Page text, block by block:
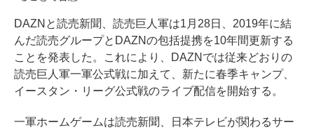
DAZNと読売新聞、読売巨人軍は1月28日、2019年に結
んだ読売グループとDAZNの包括提携を10年間更新する
ことを発表した。これにより、DAZNでは従来どおりの
読売巨人軍一軍公式戦に加えて、新たに春季キャンプ、
イースタン・リーグ公式戦のライブ配信を開始する。
一軍ホームゲームは読売新聞、日本テレビが関わるサー